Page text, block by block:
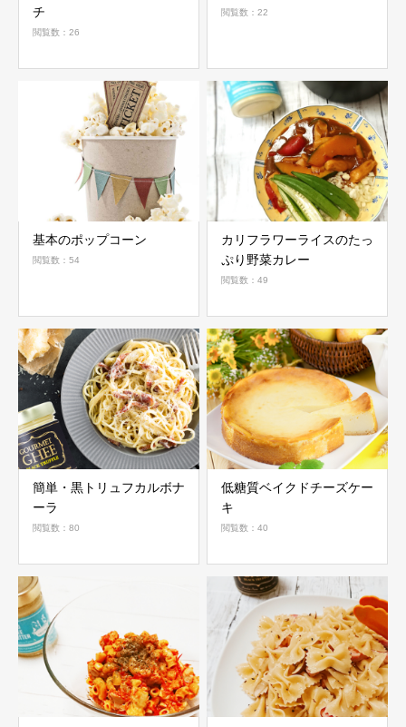
チ
閲覧数：26
閲覧数：22
基本のポップコーン
閲覧数：54
カリフラワーライスのたっ
ぷり野菜カレー
閲覧数：49
簡単・黒トリュフカルボナ
ーラ
閲覧数：80
低糖質ベイクドチーズケー
キ
閲覧数：40